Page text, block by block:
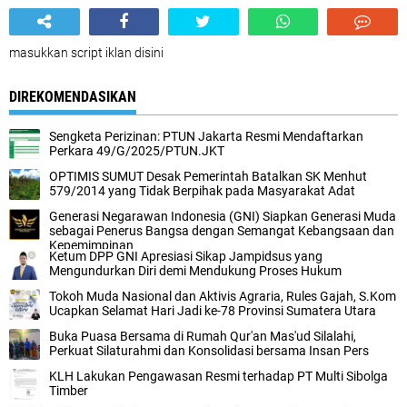
masukkan script iklan disini
DIREKOMENDASIKAN
Sengketa Perizinan: PTUN Jakarta Resmi Mendaftarkan
Perkara 49/G/2025/PTUN.JKT
OPTIMIS SUMUT Desak Pemerintah Batalkan SK Menhut
579/2014 yang Tidak Berpihak pada Masyarakat Adat
Generasi Negarawan Indonesia (GNI) Siapkan Generasi Muda
sebagai Penerus Bangsa dengan Semangat Kebangsaan dan
Kepemimpinan
Ketum DPP GNI Apresiasi Sikap Jampidsus yang
Mengundurkan Diri demi Mendukung Proses Hukum
Tokoh Muda Nasional dan Aktivis Agraria, Rules Gajah, S.Kom
Ucapkan Selamat Hari Jadi ke-78 Provinsi Sumatera Utara
Buka Puasa Bersama di Rumah Qur'an Mas'ud Silalahi,
Perkuat Silaturahmi dan Konsolidasi bersama Insan Pers
KLH Lakukan Pengawasan Resmi terhadap PT Multi Sibolga
Timber